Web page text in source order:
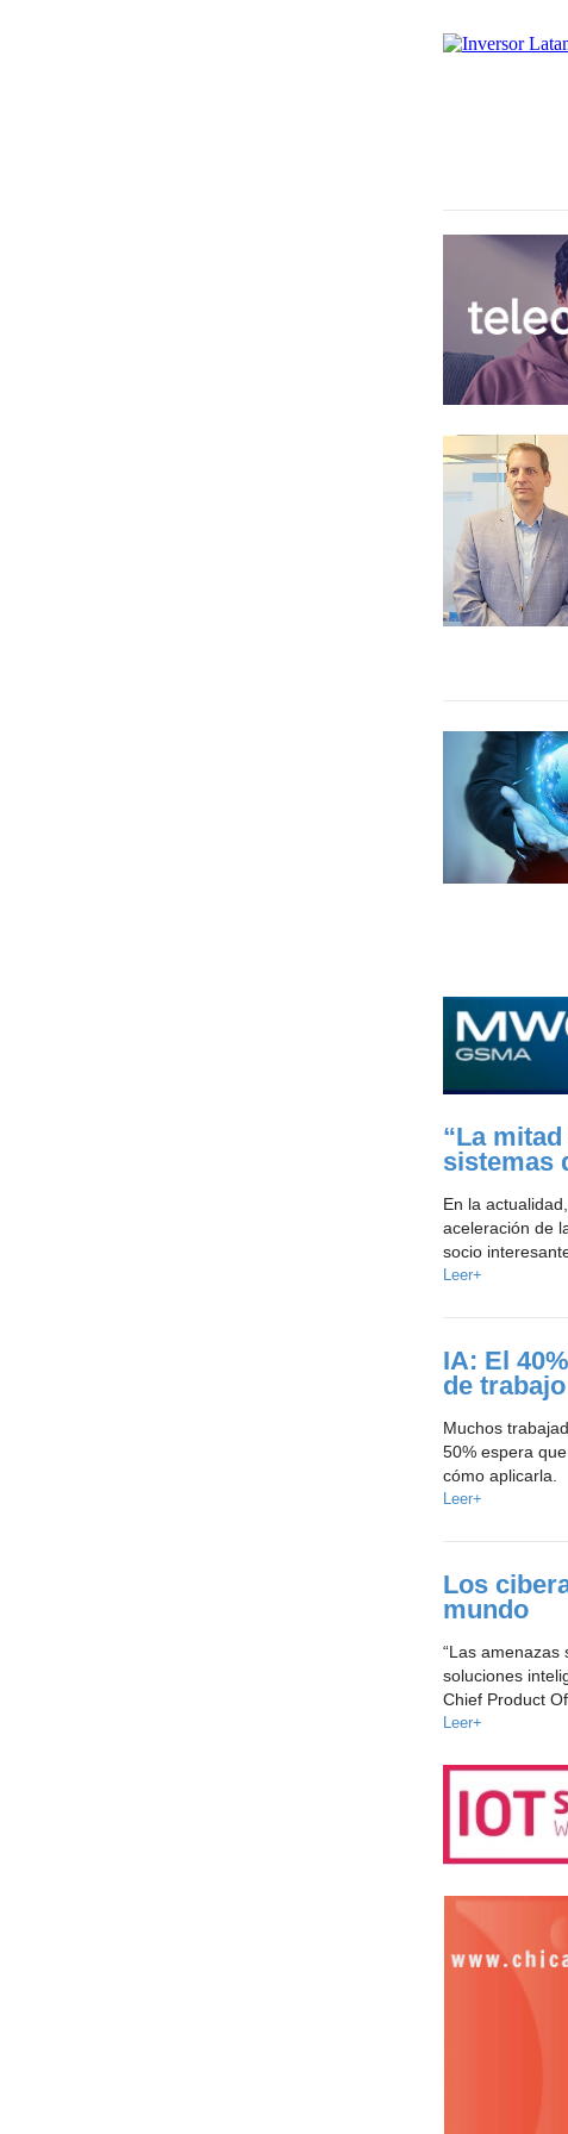
“La
sistemas
En la
aceleración de
socio
Leer+
IA: El
de trabajo
Muchos
50% espera
cómo aplicarla.
Leer+
Los
mundo
“Las amenazas
soluciones
Chief Product
Leer+